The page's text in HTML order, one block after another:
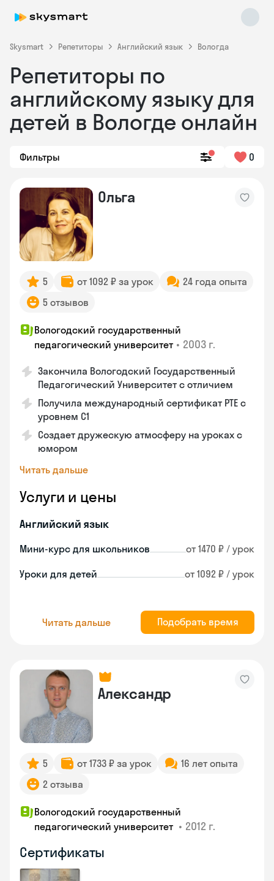
Skysmart Репетиторы Английский язык Вологда
Репетиторы по
английскому языку для
детей в Вологде онлайн
Фильтры 0
Ольга
5 от 1092 ₽ за урок
24 года опыта
5 отзывов
Вологодский государственный
педагогический университет • 2003 г.
Закончила Вологодский Государственный
Педагогический Университет с отличием
Получила международный сертификат PTE с
уровнем C1
Создает дружескую атмосферу на уроках с
юмором
Читать дальше
Услуги и цены
Английский язык
Мини-курс для школьников от 1470 ₽ / урок
Уроки для детей от 1092 ₽ / урок
Читать дальше Подобрать время
Александр
5 от 1733 ₽ за урок
16 лет опыта
2 отзыва
Вологодский государственный
педагогический университет • 2012 г.
Сертификаты
Skysmart Chat